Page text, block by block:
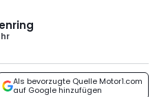
Als bevorzugte Quelle Motor1.com
auf Google hinzufügen